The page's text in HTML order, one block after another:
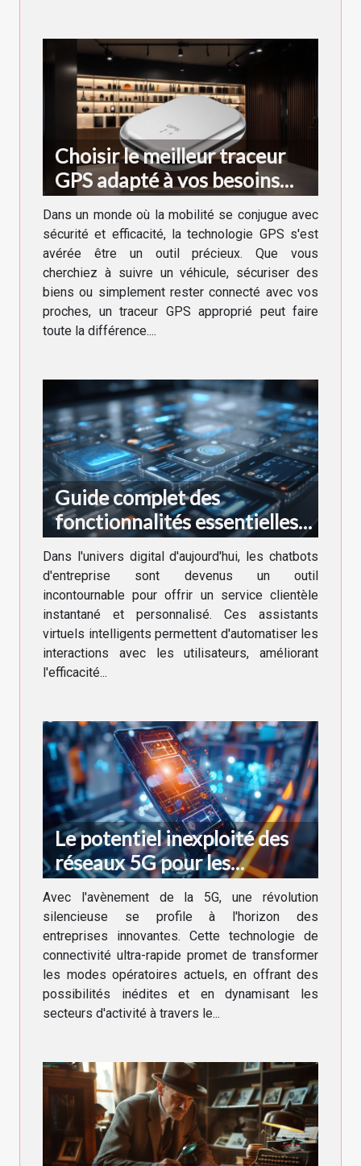
Choisir le meilleur traceur
GPS adapté à vos besoins
spécifiques
Dans un monde où la mobilité se conjugue avec
sécurité et efficacité, la technologie GPS s'est
avérée être un outil précieux. Que vous
cherchiez à suivre un véhicule, sécuriser des
biens ou simplement rester connecté avec vos
proches, un traceur GPS approprié peut faire
toute la différence....
Guide complet des
fonctionnalités essentielles
pour les chatbots
d'entreprise
Dans l'univers digital d'aujourd'hui, les chatbots
d'entreprise sont devenus un outil
incontournable pour offrir un service clientèle
instantané et personnalisé. Ces assistants
virtuels intelligents permettent d'automatiser les
interactions avec les utilisateurs, améliorant
l'efficacité...
Le potentiel inexploité des
réseaux 5G pour les
entreprises innovantes en
2023
Avec l'avènement de la 5G, une révolution
silencieuse se profile à l'horizon des
entreprises innovantes. Cette technologie de
connectivité ultra-rapide promet de transformer
les modes opératoires actuels, en offrant des
possibilités inédites et en dynamisant les
secteurs d'activité à travers le...